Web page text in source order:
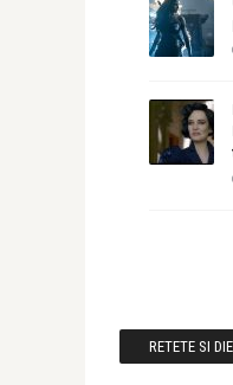
RETETE SI